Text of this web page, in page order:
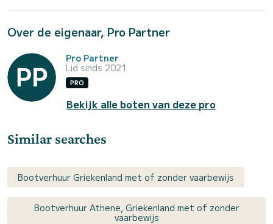
Over de eigenaar, Pro Partner
Pro Partner
Lid sinds 2021
PRO
Bekijk alle boten van deze pro
Similar searches
Bootverhuur Griekenland met of zonder vaarbewijs
Bootverhuur Athene, Griekenland met of zonder
vaarbewijs